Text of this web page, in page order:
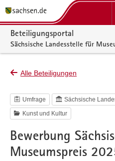
Portalnavigation
Beteiligungsportal
Sächsische Landesstelle für
Alle Beteiligungen
Umfrage Sächsische
Kunst und Kultur
Bewerbung
Museumspreis